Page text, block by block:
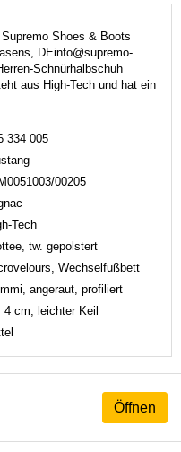
Shoes & Boots
DEinfo@supremo-
Schnürhalbschuh
aus High-Tech und hat ein
334 005
00205
Tech
tw. gepolstert
Wechselfußbett
angeraut, profiliert
4 cm, leichter Keil
Öffnen